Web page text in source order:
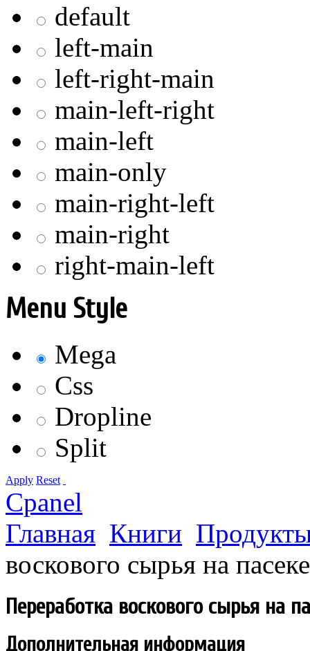
default
left-main
left-right-main
main-left-right
main-left
main-only
main-right-left
main-right
right-main-left
Menu Style
Mega
Css
Dropline
Split
Apply Reset
Cpanel
Главная Книги
воскового сырья на пасеке
Переработка воскового сырья на
Дополнительная информация